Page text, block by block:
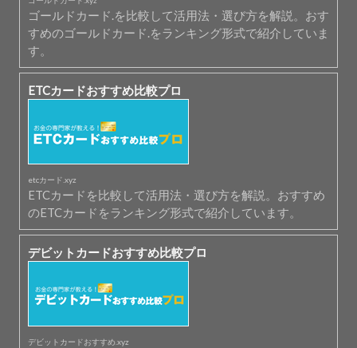
ゴールドカード.を比較して活用法・選び方を解説。おす
すめのゴールドカード.をランキング形式で紹介していま
す。
ETCカードおすすめ比較プロ
etcカード.xyz
ETCカードを比較して活用法・選び方を解説。おすすめ
のETCカードをランキング形式で紹介しています。
デビットカードおすすめ比較プロ
デビットカードおすすめ.xyz